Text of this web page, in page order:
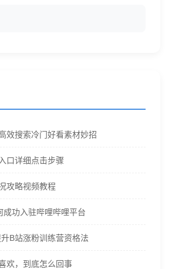
效搜索冷门好看素材妙招
口详细点击步骤
攻略视频教程
成功入驻哔哩哔哩平台
B站涨粉训练营资格法
欢，到底怎么回事